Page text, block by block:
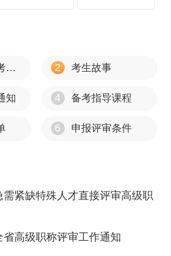
位要严格按照桂人社规〔202
十条规定的程序及要求进行审
规定时限内（上半年应于6月8
于9月13日前）上传至申报系
严把推荐关，可根据需要自行
科应在全国最新一轮学科评估
2 考生故事
知 4 备考指导课程
6 申报评审条件
紧缺特殊人才直接评审高级职
高级职称评审工作通知